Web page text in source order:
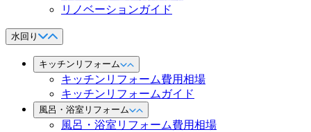
リノベーションガイド
水回り
キッチンリフォーム
キッチンリフォーム費用相場
キッチンリフォームガイド
風呂・浴室リフォーム
風呂・浴室リフォーム費用相場